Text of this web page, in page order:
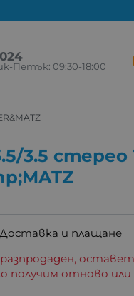
Петък: 09:30-18:00
3.5 стерео
Доставка и плащане
получим отново или